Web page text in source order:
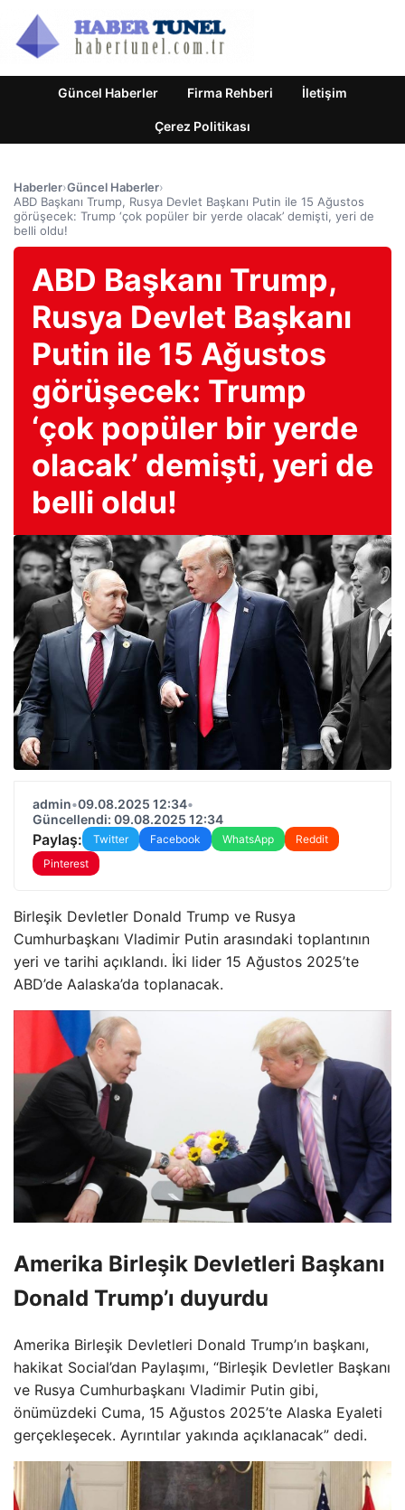
Güncel Haberler Firma Rehberi İletişim
Çerez Politikası
Haberler›Güncel Haberler›
ABD Başkanı Trump, Rusya Devlet Başkanı Putin ile 15 Ağustos
görüşecek: Trump ‘çok popüler bir yerde olacak’ demişti, yeri de
belli oldu!
ABD Başkanı Trump,
Rusya Devlet Başkanı
Putin ile 15 Ağustos
görüşecek: Trump
‘çok popüler bir yerde
olacak’ demişti, yeri de
belli oldu!
admin•09.08.2025 12:34•
Güncellendi: 09.08.2025 12:34
Paylaş: Twitter Facebook WhatsApp
Reddit
Pinterest
Birleşik Devletler Donald Trump ve Rusya
Cumhurbaşkanı Vladimir Putin arasındaki toplantının
yeri ve tarihi açıklandı. İki lider 15 Ağustos 2025’te
ABD’de Aalaska’da toplanacak.
Amerika Birleşik Devletleri Başkanı
Donald Trump’ı duyurdu
Amerika Birleşik Devletleri Donald Trump’ın başkanı,
hakikat Social’dan Paylaşımı, “Birleşik Devletler Başkanı
ve Rusya Cumhurbaşkanı Vladimir Putin gibi,
önümüzdeki Cuma, 15 Ağustos 2025’te Alaska Eyaleti
gerçekleşecek. Ayrıntılar yakında açıklanacak” dedi.